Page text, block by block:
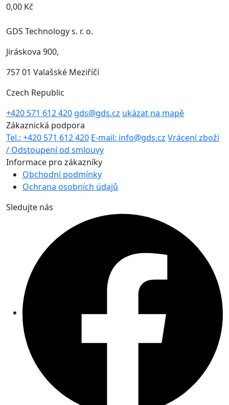
0,00 Kč
GDS Technology s. r. o.
Jiráskova 900,
757 01 Valašské Meziříčí
Czech Republic
+420 571 612 420 gds@gds.cz ukázat na mapě
Zákaznická podpora
Tel.: +420 571 612 420 E-mail: info@gds.cz Vrácení zboží
/ Odstoupení od smlouvy
Informace pro zákazníky
Obchodní podmínky
Ochrana osobních údajů
Sledujte nás